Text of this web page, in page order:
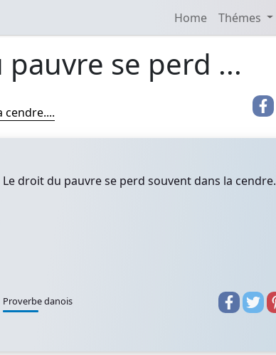
Home Thémes
se perd ...
cendre....
Le droit du pauvre se perd souvent dans la cendre.
Proverbe danois